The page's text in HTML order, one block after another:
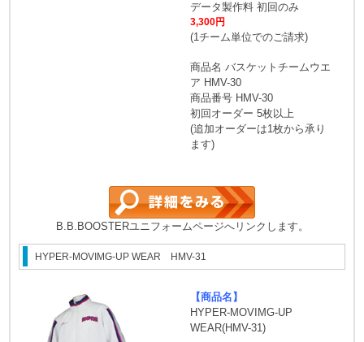
データ製作料 初回のみ
3,300円
(1チーム単位でのご請求)
商品名 バスケットチームウエ
ア HMV-30
商品番号 HMV-30
初回オーダー 5枚以上
(追加オーダーは1枚から承り
ます)
B.B.BOOSTERユニフォームページへリンクします。
HYPER-MOVIMG-UP WEAR HMV-31
【商品名】
HYPER-MOVIMG-UP
WEAR(HMV-31)